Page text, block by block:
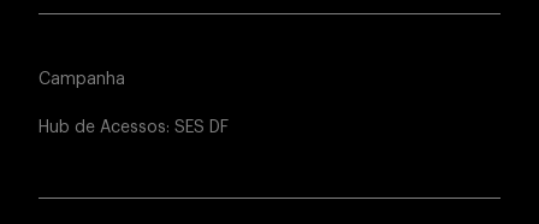
Campanha
Hub de Acessos: SES DF